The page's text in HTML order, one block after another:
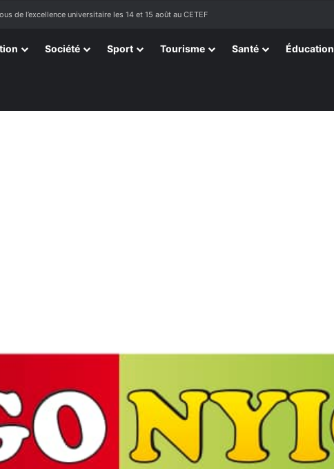
de Kpélé Govié Apégamé / Sokpé
Société Sport Tourisme Santé Éducation